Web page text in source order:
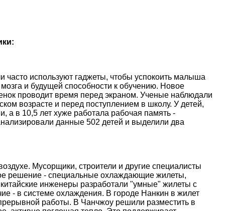
используют гаджеты, чтобы успокоить малыша
и будущей способности к обучению. Новое
проводит время перед экраном. Ученые наблюдали
возрасте и перед поступлением в школу. У детей,
а в 10,5 лет хуже работала рабочая память -
данные 502 детей и выделили два
Мусорщики, строители и другие специалисты
решение - специальные охлаждающие жилеты,
инженеры разработали "умные" жилеты с
- в системе охлаждения. В городе Нанкин в жилет
работы. В Чанчжоу решили разместить в